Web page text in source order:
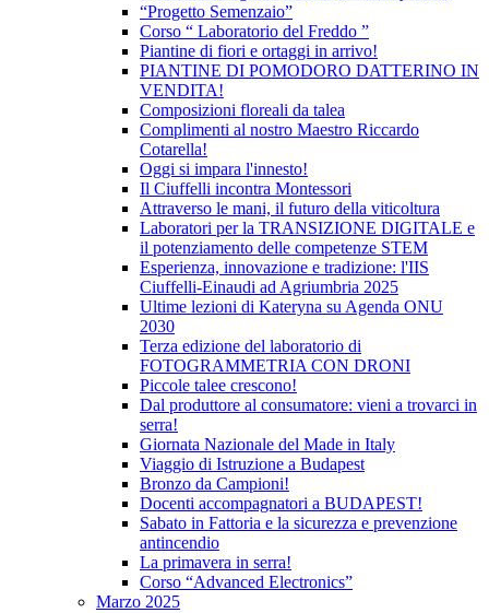
“Progetto Semenzaio”
Corso “ Laboratorio del Freddo ”
Piantine di fiori e ortaggi in arrivo!
PIANTINE DI POMODORO DATTERINO IN
VENDITA!
Composizioni floreali da talea
Complimenti al nostro Maestro Riccardo
Cotarella!
Oggi si impara l'innesto!
Il Ciuffelli incontra Montessori
Attraverso le mani, il futuro della viticoltura
Laboratori per la TRANSIZIONE DIGITALE e
il potenziamento delle competenze STEM
Esperienza, innovazione e tradizione: l'IIS
Ciuffelli-Einaudi ad Agriumbria 2025
Ultime lezioni di Kateryna su Agenda ONU
2030
Terza edizione del laboratorio di
FOTOGRAMMETRIA CON DRONI
Piccole talee crescono!
Dal produttore al consumatore: vieni a trovarci in
serra!
Giornata Nazionale del Made in Italy
Viaggio di Istruzione a Budapest
Bronzo da Campioni!
Docenti accompagnatori a BUDAPEST!
Sabato in Fattoria e la sicurezza e prevenzione
antincendio
La primavera in serra!
Corso “Advanced Electronics”
Marzo 2025